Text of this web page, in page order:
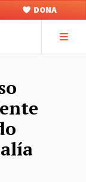
DONA